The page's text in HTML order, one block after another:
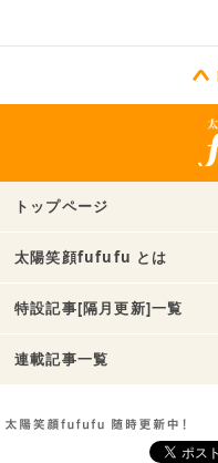
トップページ
太陽笑顔fufufu とは
特設記事[隔月更新]一覧
連載記事一覧